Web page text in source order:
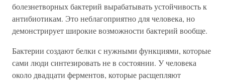
болезнетворных бактерий вырабатывать устойчивость к
антибиотикам. Это неблагоприятно для человека, но
демонстрирует широкие возможности бактерий вообще.
Бактерии создают белки с нужными функциями, которые
сами люди синтезировать не в состоянии. У человека
около двадцати ферментов, которые расщепляют